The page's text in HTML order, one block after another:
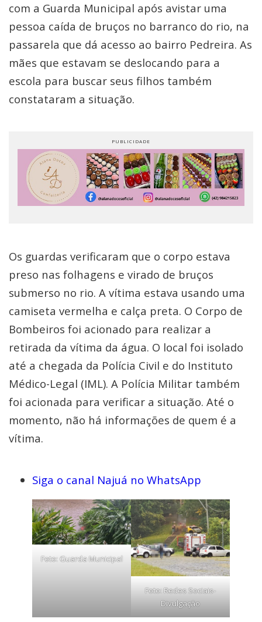
com a Guarda Municipal após avistar uma
pessoa caída de bruços no barranco do rio, na
passarela que dá acesso ao bairro Pedreira. As
mães que estavam se deslocando para a
escola para buscar seus filhos também
constataram a situação.
Os guardas verificaram que o corpo estava
preso nas folhagens e virado de bruços
submerso no rio. A vítima estava usando uma
camiseta vermelha e calça preta. O Corpo de
Bombeiros foi acionado para realizar a
retirada da vítima da água. O local foi isolado
até a chegada da Polícia Civil e do Instituto
Médico-Legal (IML). A Polícia Militar também
foi acionada para verificar a situação. Até o
momento, não há informações de quem é a
vítima.
Siga o canal Najuá no WhatsApp
Foto: Guarda Municipal
Foto: Redes Sociais-
Divulgação